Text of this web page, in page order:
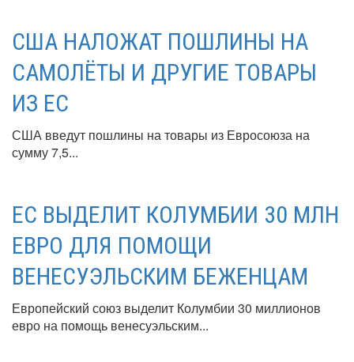
США НАЛОЖАТ ПОШЛИНЫ НА
САМОЛЁТЫ И ДРУГИЕ ТОВАРЫ
ИЗ ЕС
США введут пошлины на товары из Евросоюза на
сумму 7,5...
ЕС ВЫДЕЛИТ КОЛУМБИИ 30 МЛН
ЕВРО ДЛЯ ПОМОЩИ
ВЕНЕСУЭЛЬСКИМ БЕЖЕНЦАМ
Европейский союз выделит Колумбии 30 миллионов
евро на помощь венесуэльским...